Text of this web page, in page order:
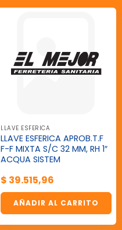
LLAVE ESFERICA
LLAVE ESFERICA APROB.T.F
F-F MIXTA S/C 32 MM, RH 1″
ACQUA SISTEM
$ 39.515,96
AÑADIR AL CARRITO